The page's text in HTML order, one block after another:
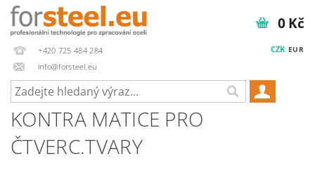
+420 725 484 284
info@forsteel.eu
CZK EUR
0 Kč
KONTRA MATICE PRO
ČTVERC.TVARY